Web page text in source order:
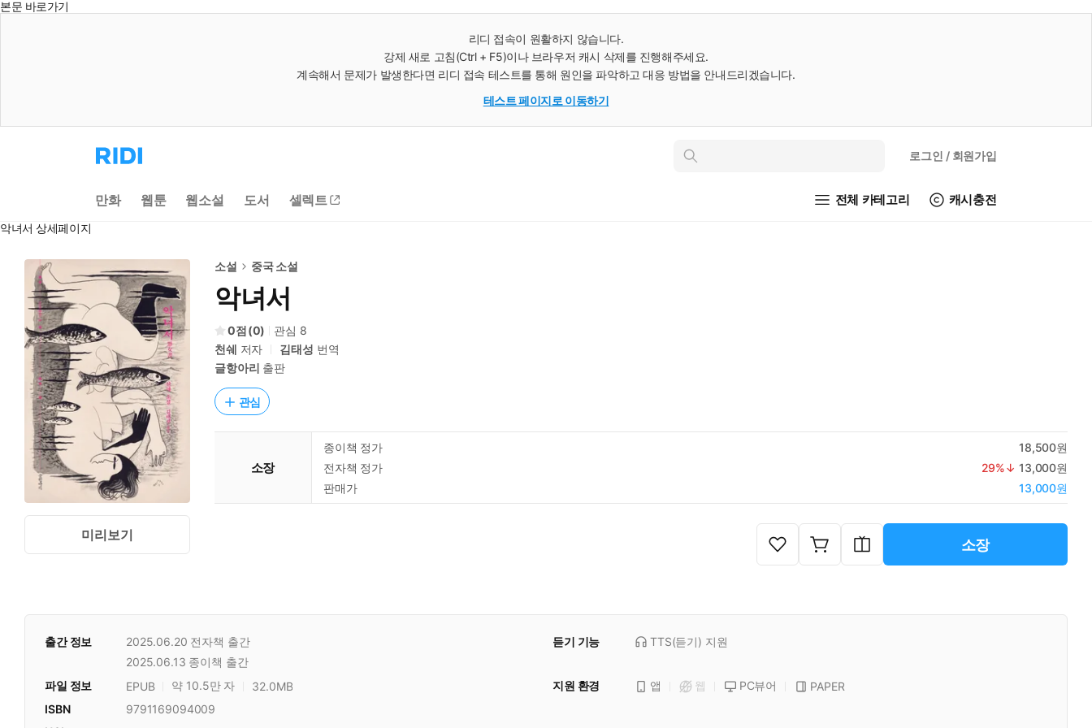
본문 바로가기
리디 접속이 원활하지 않습니다.
강제 새로 고침(Ctrl + F5)이나 브라우저 캐시 삭제를 진행해주세요.
계속해서 문제가 발생한다면 리디 접속 테스트를 통해 원인을 파악하고 대응 방법을 안내드리겠습니다.
테스트 페이지로 이동하기
리
디
으
로
인
로그인 / 회원가입
만화 웹툰 웹소설 도서 셀렉트 전체 카테고리 캐시충전
악녀서 상세페이지
미리보기
소설 중국 소설
악녀서
0 (0) 관심 8
천쉐 저자 김태성 번역
글항아리 출판
관심
소장
종이책 정가
18,500원
전자책 정가
29%↓ 13,000원
판매가
13,000원
소장
출간 정보 2025.06.20 전자책 출간
2025.06.13 종이책 출간
듣기 기능 TTS(듣기) 지원
파일 정보 EPUB 약 10.5만 자 32.0MB 지원 환경 앱 웹 PC뷰어
PAPER
ISBN
9791169094009